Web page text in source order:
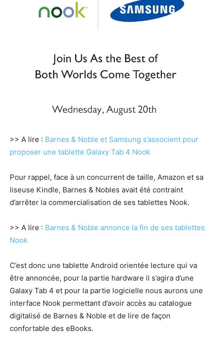
>> A lire : Barnes & Noble et Samsung s’associent pour
proposer une tablette Galaxy Tab 4 Nook
Pour rappel, face à un concurrent de taille, Amazon et sa
liseuse Kindle, Barnes & Nobles avait été contraint
d’arrêter la commercialisation de ses tablettes Nook.
>> A lire : Barnes & Noble annonce la fin de ses tablettes
Nook
C’est donc une tablette Android orientée lecture qui va
être annoncée, pour la partie hardware il s’agira d’une
Galaxy Tab 4 et pour la partie logicielle nous aurons une
interface Nook permettant d’avoir accès au catalogue
digitalisé de Barnes & Noble et de lire de façon
confortable des eBooks.